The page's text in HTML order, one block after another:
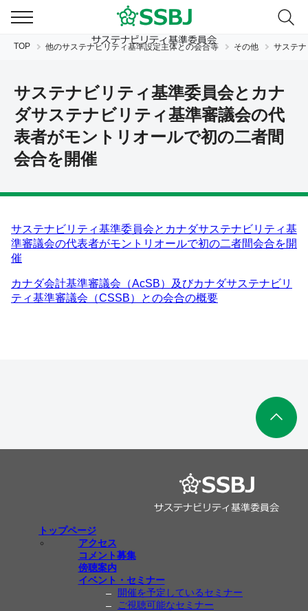
TOP 他のサステナビリティ基準設定主体との会合等 その他 サステ
サステナビリティ基準委員会とカナ
ダサステナビリティ基準審議会の代
表者がモントリオールで初の二者間
会合を開催
サステナビリティ基準委員会とカナダサステナビリティ基
準審議会の代表者がモントリオールで初の二者間会合を開
催
カナダ会計基準審議会（AcSB）及びカナダサステナビリ
ティ基準審議会（CSSB）との会合の概要
トップページ
アクセス
コメント募集
傍聴案内
イベント・セミナー
開催を予定しているセミナー
ご視聴可能なセミナー